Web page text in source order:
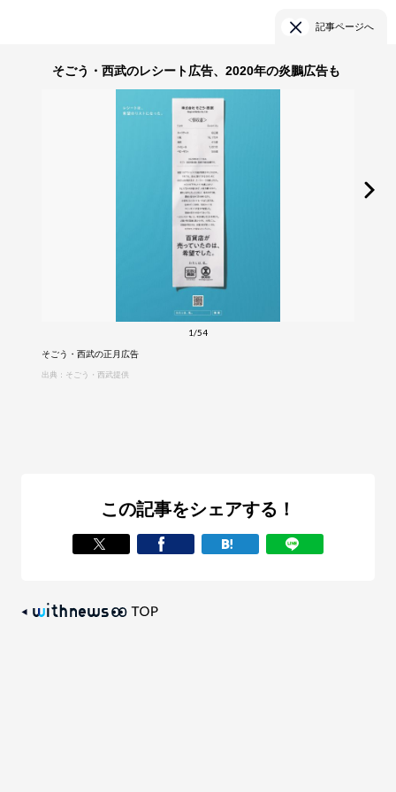
記事ページへ
そごう・西武のレシート広告、2020年の炎鵬広告も
1/54
そごう・西武の正月広告
出典：そごう・西武提供
この記事をシェアする！